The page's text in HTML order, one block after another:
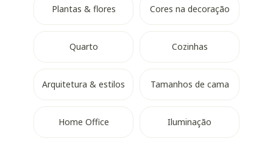
Plantas & flores Cores na decoração
Quarto Cozinhas
Arquitetura & estilos Tamanhos de cama
Home Office Iluminação